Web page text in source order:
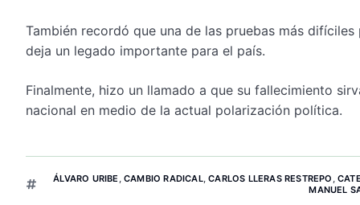
También recordó que una de las pruebas más
deja un legado importante para el país.
Finalmente, hizo un llamado a que su fallecimiento
nacional en medio de la actual polarización política.
ÁLVARO URIBE ,CAMBIO RADICAL,CARLOS LLERAS RESTREPO ,
MANUEL